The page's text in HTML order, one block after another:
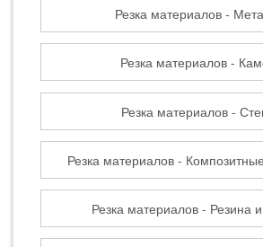
Резка материалов -
Резка материалов -
Резка материалов -
Резка материалов -
Резка материалов - Резина